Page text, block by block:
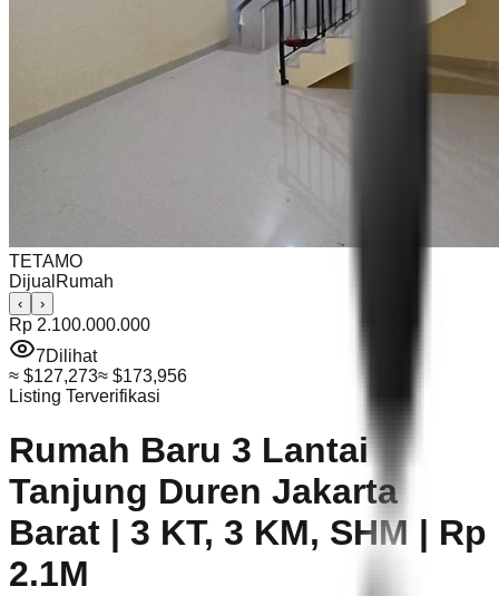
TETAMO
Dijual Rumah
‹ ›
Rp 2.100.000.000
7Dilihat
≈ $127,273≈ $173,956
Listing Terverifikasi
Rumah Baru 3 Lantai
Tanjung Duren Jakarta
Barat | 3 KT, 3 KM, SHM | Rp
2.1M